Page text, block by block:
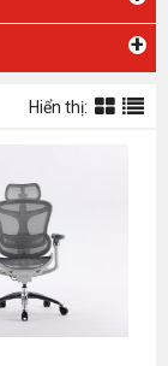
+
Hiển thị: